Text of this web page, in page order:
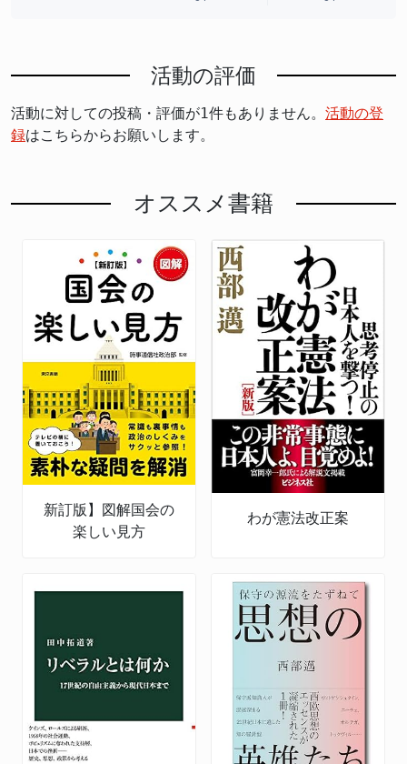
活動の評価
活動に対しての投稿・評価が1件もありません。 活動の登
録はこちらからお願いします。
オススメ書籍
新訂版】図解国会の
楽しい見方
わが憲法改正案